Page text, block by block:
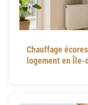
Chauffage
logement en Île-